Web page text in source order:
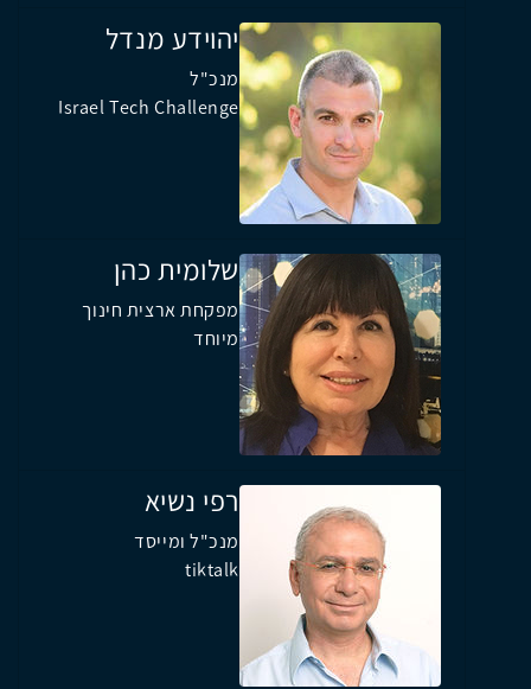
יהוידע מנדל
מנכ"ל
Israel Tech Challenge
שלומית כהן
מפקחת ארצית חינוך
מיוחד
רפי נשיא
מנכ"ל ומייסד
tiktalk